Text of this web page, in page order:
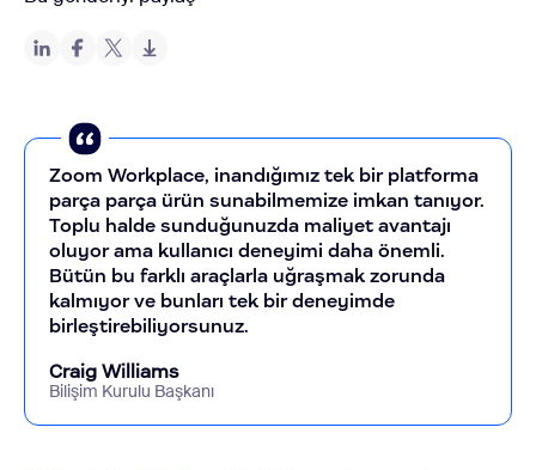
Zoom Workplace, inandığımız tek bir platforma
parça parça ürün sunabilmemize imkan tanıyor.
Toplu halde sunduğunuzda maliyet avantajı
oluyor ama kullanıcı deneyimi daha önemli.
Bütün bu farklı araçlarla uğraşmak zorunda
kalmıyor ve bunları tek bir deneyimde
birleştirebiliyorsunuz.
Craig Williams
Bilişim Kurulu Başkanı